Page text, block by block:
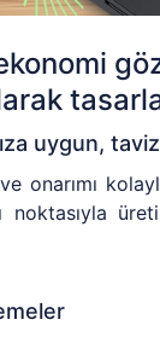
uygun,
onarımı
noktasıyla